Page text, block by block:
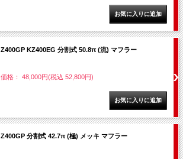
Z400GP KZ400EG 分割式 50.8π (流) マフラー
価格： 48,000円(税込 52,800円)
Z400GP 分割式 42.7π (極) メッキ マフラー